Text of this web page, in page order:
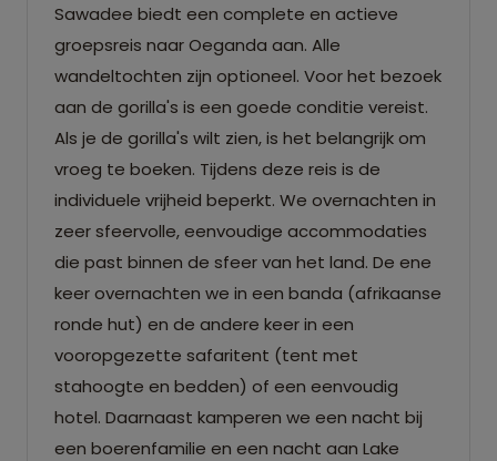
Sawadee biedt een complete en actieve
groepsreis naar Oeganda aan. Alle
wandeltochten zijn optioneel. Voor het bezoek
aan de gorilla's is een goede conditie vereist.
Als je de gorilla's wilt zien, is het belangrijk om
vroeg te boeken. Tijdens deze reis is de
individuele vrijheid beperkt. We overnachten in
zeer sfeervolle, eenvoudige accommodaties
die past binnen de sfeer van het land. De ene
keer overnachten we in een banda (afrikaanse
ronde hut) en de andere keer in een
vooropgezette safaritent (tent met
stahoogte en bedden) of een eenvoudig
hotel. Daarnaast kamperen we een nacht bij
een boerenfamilie en een nacht aan Lake